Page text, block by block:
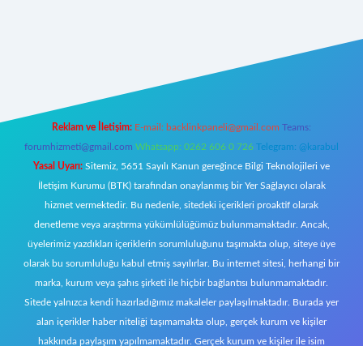
Reklam ve İletişim: E-mail: backlinkpaneli@gmail.com Teams:
forumhizmeti@gmail.com Whatsapp: 0262 606 0 726 Telegram: @karabul
Yasal Uyarı: Sitemiz, 5651 Sayılı Kanun gereğince Bilgi Teknolojileri ve
İletişim Kurumu (BTK) tarafından onaylanmış bir Yer Sağlayıcı olarak
hizmet vermektedir. Bu nedenle, sitedeki içerikleri proaktif olarak
denetleme veya araştırma yükümlülüğümüz bulunmamaktadır. Ancak,
üyelerimiz yazdıkları içeriklerin sorumluluğunu taşımakta olup, siteye üye
olarak bu sorumluluğu kabul etmiş sayılırlar. Bu internet sitesi, herhangi bir
marka, kurum veya şahıs şirketi ile hiçbir bağlantısı bulunmamaktadır.
Sitede yalnızca kendi hazırladığımız makaleler paylaşılmaktadır. Burada yer
alan içerikler haber niteliği taşımamakta olup, gerçek kurum ve kişiler
hakkında paylaşım yapılmamaktadır. Gerçek kurum ve kişiler ile isim